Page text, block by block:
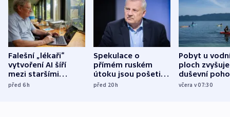
Falešní „lékaři“
vytvoření AI šíří
mezi staršími
Poláky nebezpečné
před 6h
Spekulace o
přímém ruském
útoku jsou pošetilé,
míní estonský
před 20h
Pobyt u
ploch zvyšuje
duševní
ukázala
včera v 07:30